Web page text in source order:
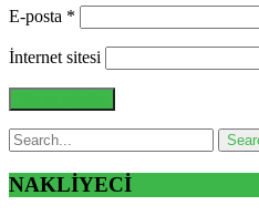
E-posta *
İnternet sitesi
NAKLİYECİ